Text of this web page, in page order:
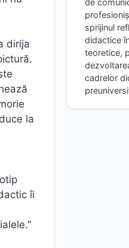
dirija
la
îi
sprijinul
didactice
teoretice,
cadrelor